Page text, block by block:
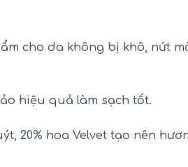
cho da không bị khô, nứt
hiệu quả làm sạch tốt.
20% hoa Velvet tạo nên